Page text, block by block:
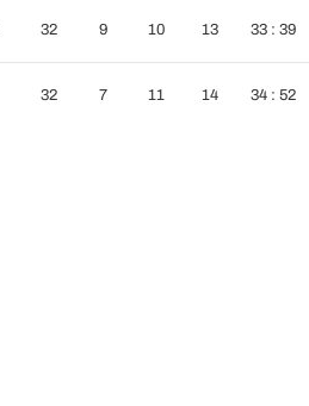
32 9 10 13 33 : 39
32 7 11 14 34 : 52